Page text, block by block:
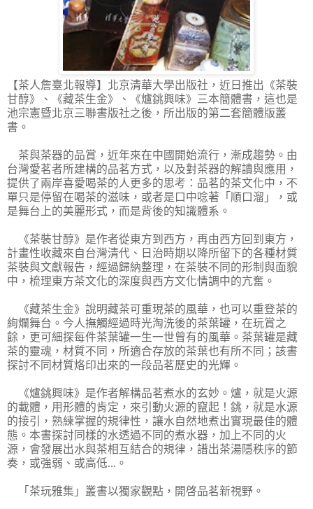
【茶人詹臺北報導】 北京清華大學出版社，近日推出《茶裝
甘醇》、《藏茶生金》、《爐銚興味》三本簡體書，這也是
池宗憲暨北京三聯書版社之後，所出版的第二套簡體版叢
書。
茶與茶器的品賞，近年來在中國開始流行，漸成趨勢。由
台灣愛茗者所建構的品茗方式，以及對茶器的解讀與應用，
提供了兩岸喜愛喝茶的人更多的思考：品茗的茶文化中，不
單只是停留在喝茶的滋味，或者是口中唸著「順口溜」，或
是舞台上的美麗形式，而是背後的知識體系。
《茶裝甘醇》是作者從東方到西方，再由西方回到東方，
計畫性收藏來自台灣清代、日治時期以降所留下的各種材質
茶裝與文獻報告，經過歸納整理，在茶裝不同的形制與面貌
中，梳理東方茶文化的深度與西方文化情調中的亢奮。
《藏茶生金》說明藏茶可重現茶的風華，也可以重登茶的
絢爛舞台。今人撫觸經過時光淘洗後的茶葉罐，在玩賞之
餘，更可細探每件茶葉罐一生一世曾有的風華。茶葉罐是藏
茶的靈魂，材質不同，所適合存放的茶葉也有所不同；該書
探討不同材質烙印出來的一段品茗歷史的光輝。
《爐銚興味》是作者解構品茗煮水的玄妙。爐，就是火源
的載體，用形體的肯定，來引動火源的竄起！銚，就是水源
的接引，熟練掌握的規律性，讓水自然地煮出實現最佳的體
態。本書探討同樣的水透過不同的煮水器，加上不同的火
源，會發展出水與茶相互結合的規律，譜出茶湯隱秩序的節
奏，或強弱、或高低...。
「茶玩雅集」叢書以獨家觀點，開啓品茗新視野。